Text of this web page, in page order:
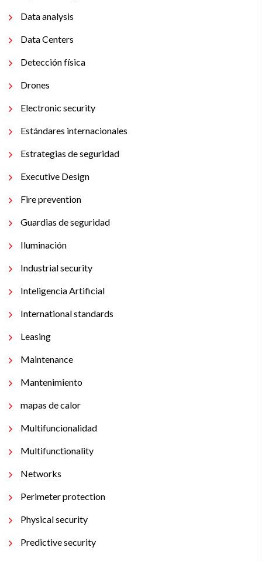
Data analysis
Data Centers
Detección física
Drones
Electronic security
Estándares internacionales
Estrategias de seguridad
Executive Design
Fire prevention
Guardias de seguridad
Iluminación
Industrial security
Inteligencia Artificial
International standards
Leasing
Maintenance
Mantenimiento
mapas de calor
Multifuncionalidad
Multifunctionality
Networks
Perimeter protection
Physical security
Predictive security